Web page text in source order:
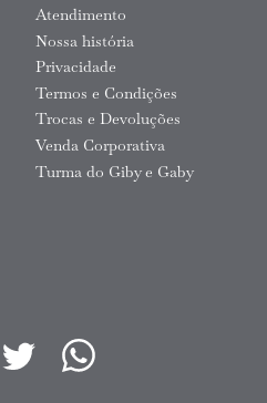
Atendimento
Nossa história
Privacidade
Termos e Condições
Trocas e Devoluções
Venda Corporativa
Turma do Giby e Gaby